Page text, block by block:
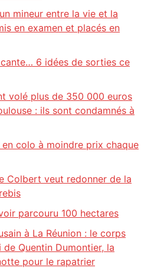
mineur entre la vie et la
en examen et placés en
6 idées de sorties ce
volé plus de 350 000 euros
: ils sont condamnés à
colo à moindre prix chaque
Colbert veut redonner de la
parcouru 100 hectares
à La Réunion : le corps
Quentin Dumontier, la
pour le rapatrier